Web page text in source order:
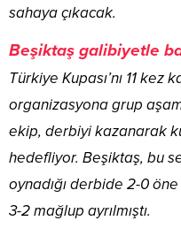
sahaya çıkacak.
Beşiktaş galibiyetle
Türkiye Kupası’nı 11
organizasyona grup
ekip, derbiyi kazanarak
hedefliyor. Beşiktaş, bu
oynadığı derbide 2-0
3-2 mağlup ayrılmıştı.